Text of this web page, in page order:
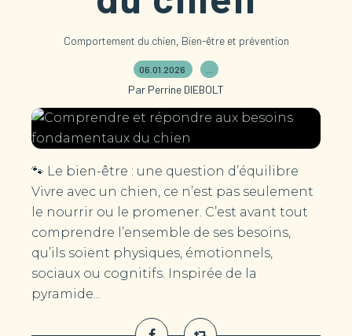
Comportement du chien, Bien-être et prévention
06.01.2026
Par Perrine DIEBOLT
🐾 Le bien-être : une question d’équilibre
Vivre avec un chien, ce n’est pas seulement
le nourrir ou le promener. C’est avant tout
comprendre l’ensemble de ses besoins,
qu’ils soient physiques, émotionnels,
sociaux ou cognitifs. Inspirée de la
pyramide...